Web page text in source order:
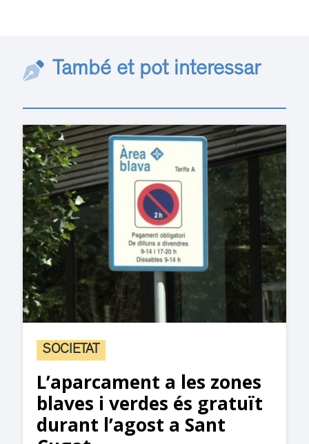
També et pot interessar
SOCIETAT
L’aparcament a les zones
blaves i verdes és gratuït
durant l’agost a Sant